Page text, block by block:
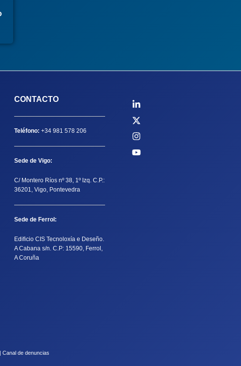
CONTACTO
Teléfono: +34 981 578 206
Sede de Vigo:
C/ Montero Ríos nº 38, 1º Izq. C.P.:
36201, Vigo, Pontevedra
Sede de Ferrol:
Edificio CIS Tecnoloxía e Deseño.
A Cabana s/n. C.P: 15590, Ferrol,
A Coruña
| Canal de denuncias